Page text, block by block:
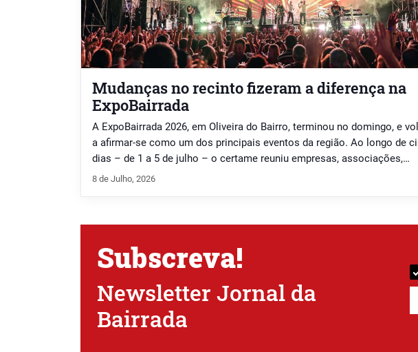
Mudanças no recinto fizeram a diferença na
ExpoBairrada
A ExpoBairrada 2026, em Oliveira do Bairro, terminou no domingo, e
a afirmar-se como um dos principais eventos da região. Ao longo de
dias – de 1 a 5 de julho – o certame reuniu empresas, associações,
produtores, instituições e milhares de visitantes no Espaço Inovação.
8 de Julho, 2026
Subscreva!
Newsletter Jornal da
Bairrada